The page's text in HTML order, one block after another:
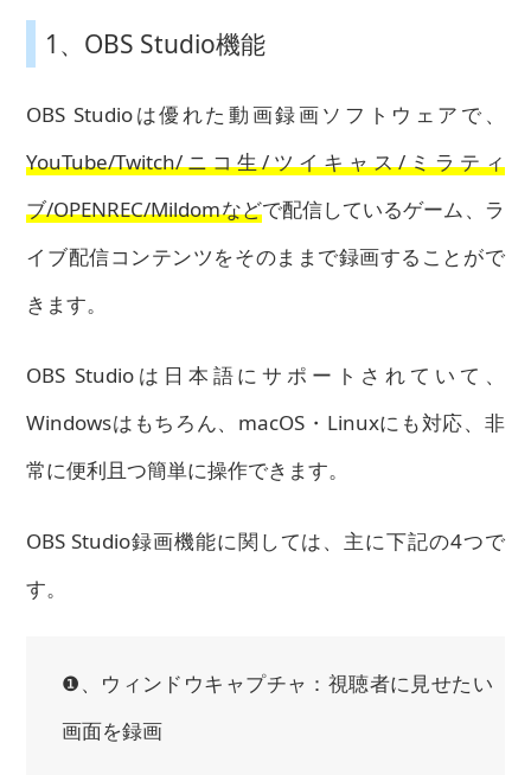
1、OBS Studio機能
OBS Studioは優れた動画録画ソフトウェアで、
YouTube/Twitch/ニコ生/ツイキャス/ミラティ
ブ/OPENREC/Mildomなどで配信しているゲーム、ラ
イブ配信コンテンツをそのままで録画することがで
きます。
OBS Studioは日本語にサポートされていて、
Windowsはもちろん、macOS・Linuxにも対応、非
常に便利且つ簡単に操作できます。
OBS Studio録画機能に関しては、主に下記の4つで
す。
❶、ウィンドウキャプチャ：視聴者に見せたい
画面を録画